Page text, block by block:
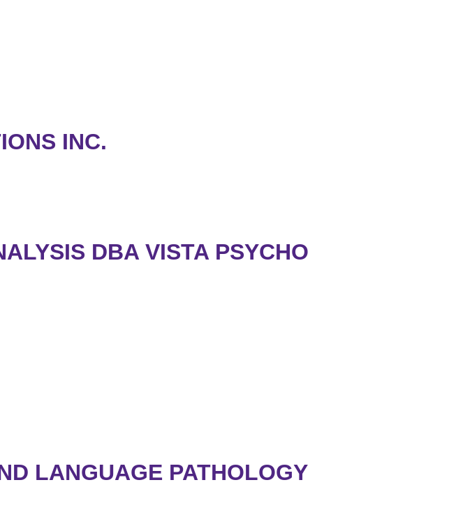
INC.
DBA VISTA PSYCHO
LANGUAGE PATHOLOGY